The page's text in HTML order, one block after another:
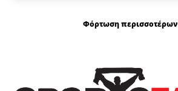
Φόρτωση περισσοτέρων